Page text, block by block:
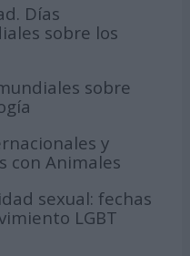
Días
sobre los
sobre
y
con Animales
sexual: fechas
LGBT